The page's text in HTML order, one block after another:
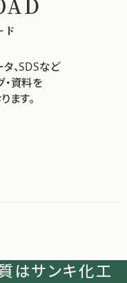
ド
、SDSなど
資料を
ます。
はサンキ化工